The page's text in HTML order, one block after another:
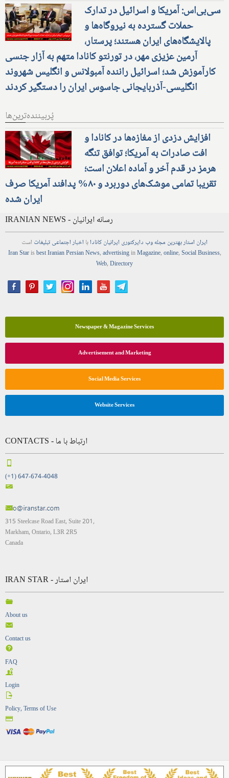
سی‌بی‌اس: آمریکا و اسرائیل در تدارک
حملات گسترده به نیروگاه‌ها و
پالایشگاه‌های ایران هستند؛ پرستار،
آرمین عزیزی مهر، در تورنتو کانادا متهم به آزار جنسی
کارآموزش شد؛ اسرائیل راننده آمبولانس و انگلیس شهروند
انگلیسی-آذربایجانی جاسوس ایران را دستگیر کردند
پُربیننده‌ترین‌ها
افزایش دزدی از مغازه‌ها در کانادا و
افت صادرات به آمریکا؛ توافق تنگه
هرمز در قدم آخر و آماده اعلان است؛
تقریبا تمامی موشک‌های دوربرد و ۸۰% پدافند آمریکا صرف
ایران شده
IRANIAN NEWS - رسانه ایرانیان
ایران استاربهترین مجلهوب دایرکتوری ایرانیان کانادابا اخباراجتماعیتبلیغات است
Iran Starisbest Iranian PersianNews,advertisinginMagazine,online,Social Business,
Web,Directory
Newspaper & Magazine Services
Advertisement and Marketing
Social Media Services
Website Services
CONTACTS - ارتباط با ما
(+1) 647-674-4048
315 Steelcase Road East, Suite 201,
Markham, Ontario, L3R 2R5
Canada
IRAN STAR - ایران استار
About us
Contact us
FAQ
Login
Policy, Terms of Use